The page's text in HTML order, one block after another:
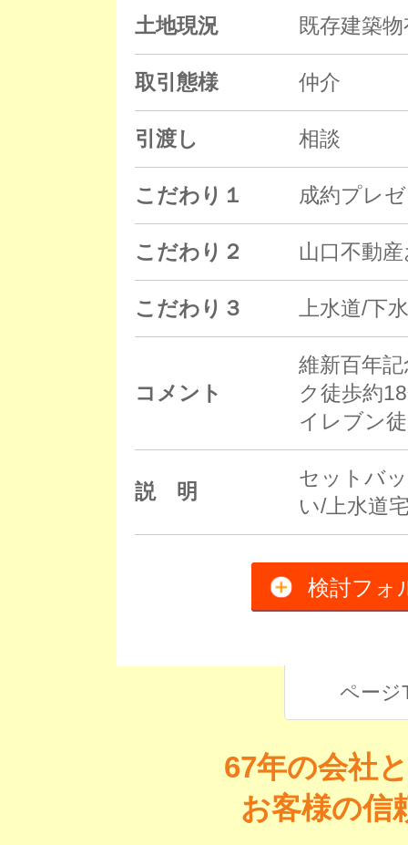
土地現況 既存建築
取引態様 仲介
引渡し 相談
こだわり１ 成約プレ
こだわり２ 山口不動
こだわり３ 上水道/下
コメント
維新百年
ク徒歩約
イレブン
説 明
セットバ
い/上水道
検討フォ
ページ
67年の会社
お客様の信